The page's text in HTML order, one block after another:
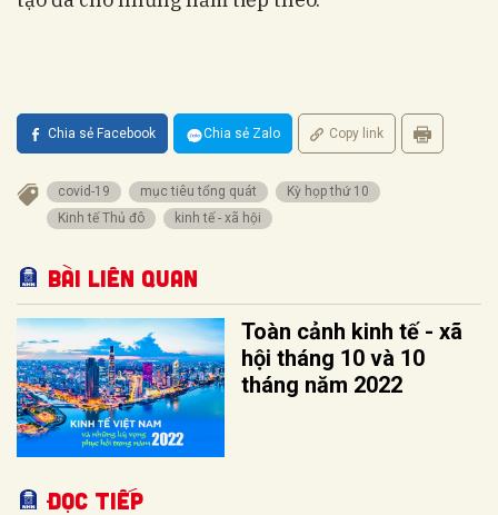
Chia sẻ Facebook Chia sẻ Zalo Copy link
covid-19 mục tiêu tổng quát
Kỳ họp thứ 10
Kinh tế Thủ đô
kinh tế - xã hội
Bài liên quan
Toàn cảnh kinh tế - xã
hội tháng 10 và 10
tháng năm 2022
Đọc tiếp